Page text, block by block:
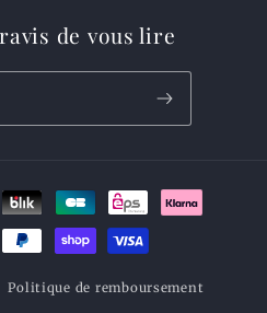
de vous lire
Politique de remboursement